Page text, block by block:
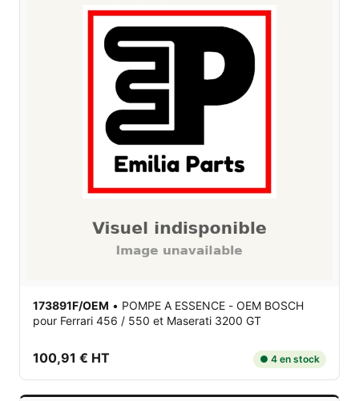
173891F/OEM • POMPE A ESSENCE - OEM BOSCH
pour Ferrari 456 / 550 et Maserati 3200 GT
100,91 € HT ● 4 en stock